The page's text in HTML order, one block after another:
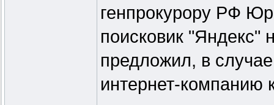
генпрокурору РФ
поисковик "Яндекс"
предложил, в
интернет-компанию